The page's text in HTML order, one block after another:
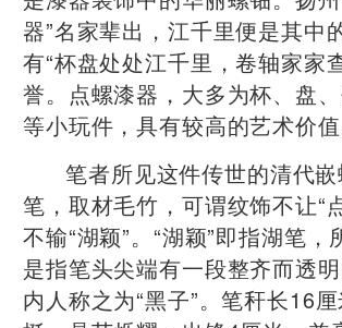
器”名家辈出，江千里便是其中
有“杯盘处处江千里，卷轴家家
誉。点螺漆器，大多为杯、盘
等小玩件，具有较高的艺术价值
笔者所见这件传世的清代
笔，取材毛竹，可谓纹饰不让“
不输“湖颖”。“湖颖”即指湖笔，
是指笔头尖端有一段整齐而透
内人称之为“黑子”。笔秆长16